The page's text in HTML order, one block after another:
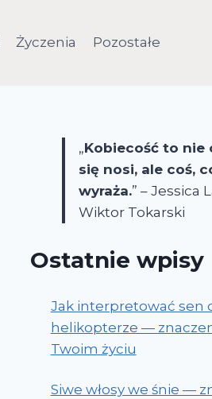
Życzenia Pozostałe
„Kobiecość to nie
się nosi, ale coś,
wyraża.” – Jessica
Wiktor Tokarski
Ostatnie wpisy
Jak interpretować sen
helikopterze —
Twoim życiu
Siwe włosy we śnie —